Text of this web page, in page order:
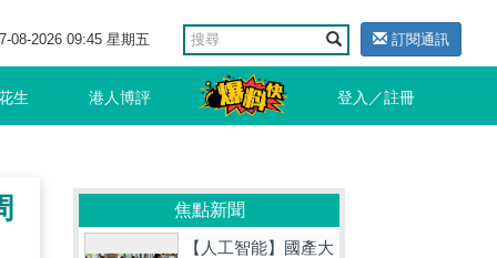
08-2026 09:45 星期五 訂閱通訊
生 港人博評 登入／註冊
焦點新聞
【人工智能】國產大